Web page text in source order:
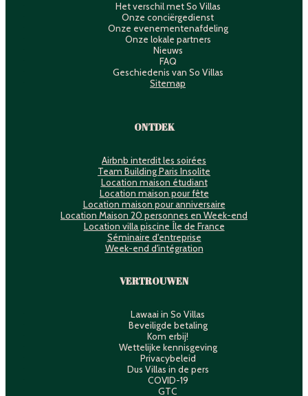
Het verschil met So Villas
Onze conciërgedienst
Onze evenementenafdeling
Onze lokale partners
Nieuws
FAQ
Geschiedenis van So Villas
Sitemap
ONTDEK
Airbnb interdit les soirées
Team Building Paris Insolite
Location maison étudiant
Location maison pour fête
Location maison pour anniversaire
Location Maison 20 personnes en Week-end
Location villa piscine Île de France
Séminaire d'entreprise
Week-end d'intégration
VERTROUWEN
Lawaai in So Villas
Beveiligde betaling
Kom erbij!
Wettelijke kennisgeving
Privacybeleid
Dus Villas in de pers
COVID-19
GTC